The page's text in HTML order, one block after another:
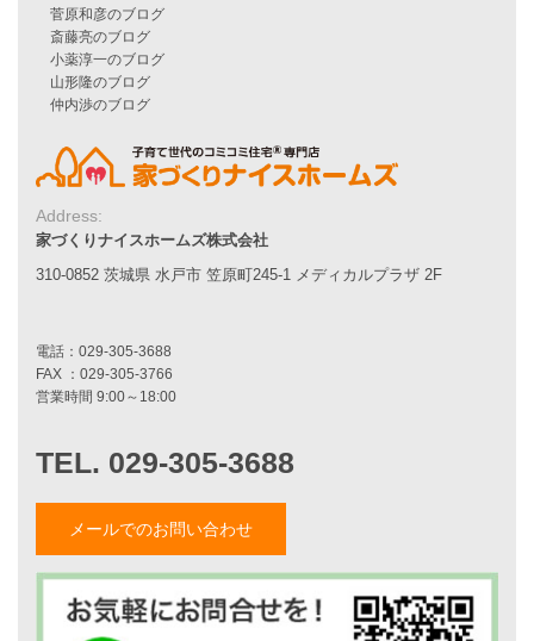
Sシリーズ
シンプルな平屋
家づくりナイスホームズの家づくり
耐震性能
家づくりの流れ
アフターメンテナンス
平屋をお考えの方へ
二世帯住宅をお考えの方へ
施工事例一覧
お客様の声
家づくりナイスホームズについて
家づくりへの想い
スタッフ紹介
職人紹介
採用情報
Address:
家づくりナイスホームズ株式会社
310-0852 茨城県 水戸市 笠原町245-1 メディカルプラザ 2F
メールでのお問い合わせ